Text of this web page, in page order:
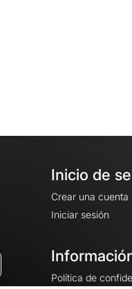
Inicio de
Crear una cuenta
Iniciar sesión
Política de